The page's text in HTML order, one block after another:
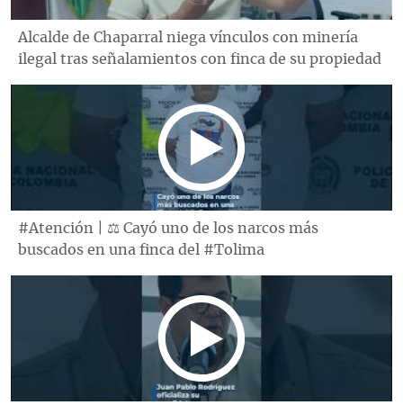
Alcalde de Chaparral niega vínculos con minería
ilegal tras señalamientos con finca de su propiedad
#Atención | ⚖️ Cayó uno de los narcos más
buscados en una finca del #Tolima